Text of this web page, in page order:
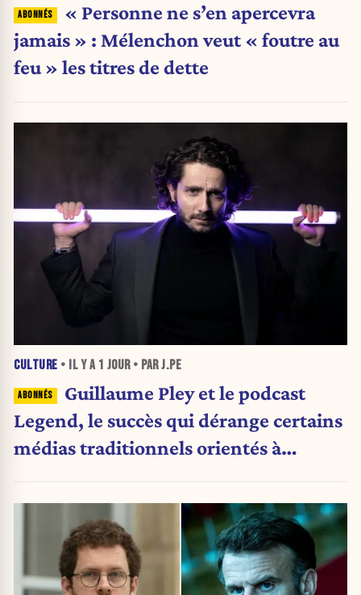
« Personne ne s’en apercevra
jamais » : Mélenchon veut « foutre au
feu » les titres de dette
CULTURE • IL Y A 1 JOUR• PAR J.PE
Guillaume Pley et le podcast
Legend, le succès qui dérange certains
médias traditionnels orientés à